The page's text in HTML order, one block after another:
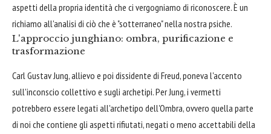
aspetti della propria identità che ci vergogniamo di riconoscere. È un
richiamo all'analisi di ciò che è "sotterraneo" nella nostra psiche.
L'approccio junghiano: ombra, purificazione e
trasformazione
Carl Gustav Jung, allievo e poi dissidente di Freud, poneva l'accento
sull'inconscio collettivo e sugli archetipi. Per Jung, i vermetti
potrebbero essere legati all'archetipo dell'Ombra, ovvero quella parte
di noi che contiene gli aspetti rifiutati, negati o meno accettabili della